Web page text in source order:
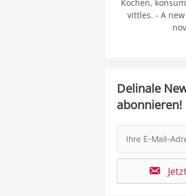
Kochen,
vittles. - A
Delinale
abonnieren!